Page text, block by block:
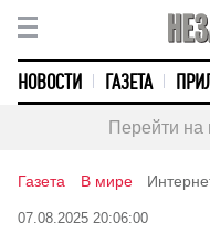
НОВОСТИ ГАЗЕТА
Перейти на
Газета В мире
07.08.2025 20:06:00